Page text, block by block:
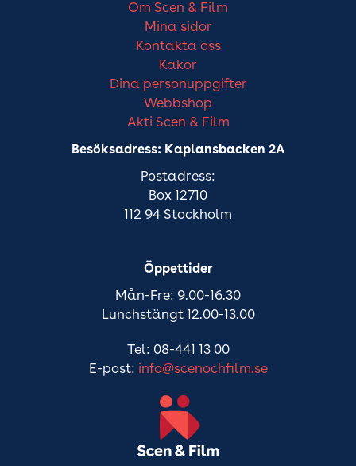
Om Scen & Film
Mina sidor
Kontakta oss
Kakor
Dina personuppgifter
Webbshop
Akti Scen & Film
Besöksadress: Kaplansbacken 2A
Postadress:
Box 12710
112 94 Stockholm
Öppettider
Mån-Fre: 9.00-16.30
Lunchstängt 12.00-13.00
Tel: 08-441 13 00
E-post: info@scenochfilm.se